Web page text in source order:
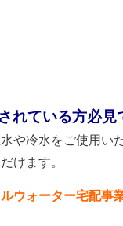
れている方必見
や冷水をご使用い
けます。
ルウォーター宅配